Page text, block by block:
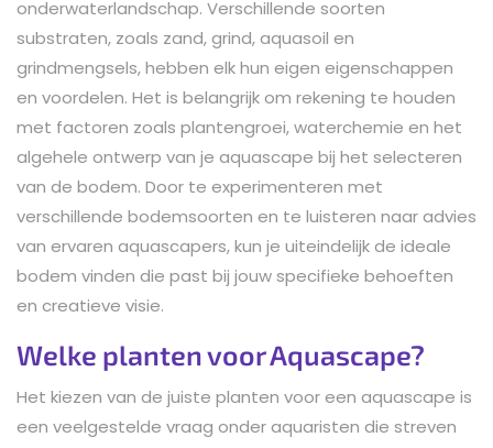
onderwaterlandschap. Verschillende soorten
substraten, zoals zand, grind, aquasoil en
grindmengsels, hebben elk hun eigen eigenschappen
en voordelen. Het is belangrijk om rekening te houden
met factoren zoals plantengroei, waterchemie en het
algehele ontwerp van je aquascape bij het selecteren
van de bodem. Door te experimenteren met
verschillende bodemsoorten en te luisteren naar advies
van ervaren aquascapers, kun je uiteindelijk de ideale
bodem vinden die past bij jouw specifieke behoeften
en creatieve visie.
Welke planten voor Aquascape?
Het kiezen van de juiste planten voor een aquascape is
een veelgestelde vraag onder aquaristen die streven